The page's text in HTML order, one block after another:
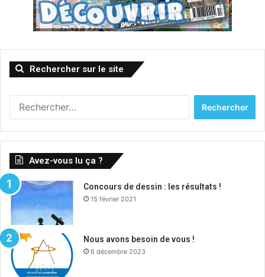
Rechercher sur le site
h
h
:
Avez-vous lu ça ?
Concours de dessin : les résultats !
15 février 2021
Nous avons besoin de vous !
6 décembre 2023